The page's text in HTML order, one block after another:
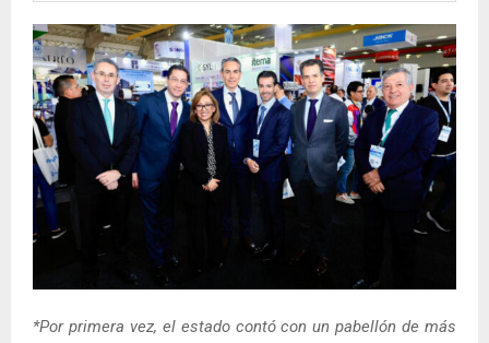
*Por primera vez, el estado contó con un pabellón de más